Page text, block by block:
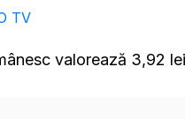
TV
valorează 3,92